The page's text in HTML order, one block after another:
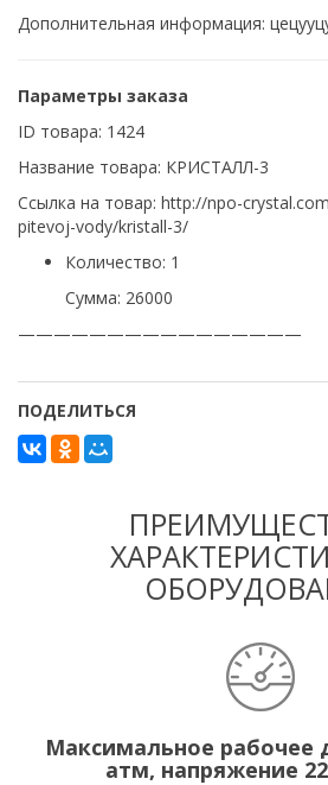
Дополнительная информация:
Параметры заказа
ID товара: 1424
Название товара: КРИСТАЛЛ-3
Ссылка на товар: http://npo-
pitevoj-vody/kristall-3/
Количество: 1
Сумма: 26000
————————————————
ПОДЕЛИТЬСЯ
Максимальное рабочее
атм, напряжение